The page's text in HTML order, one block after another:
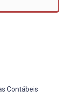
Contábeis